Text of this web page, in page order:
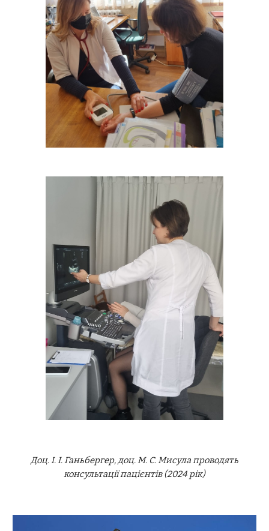
Доц. І. І. Ганьбергер, доц. М. С. Мисула проводять
консультації пацієнтів (2024 рік)